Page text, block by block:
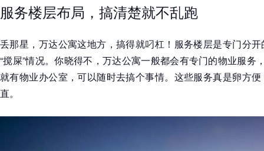
服务楼层布局，搞清楚就不乱跑
丢那星，万达公寓这地方，搞得就叼杠！服务楼层是专门分
“搅屎”情况。你晓得不，万达公寓一般都会有专门的物业服务
就有物业办公室，可以随时去搞个事情。这些服务真是卵方
直。